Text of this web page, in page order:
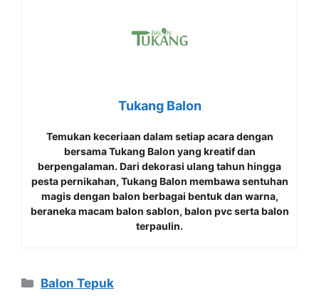
Tukang Balon
Temukan keceriaan dalam setiap acara dengan
bersamaTukang Balon yang kreatif dan
berpengalaman. Dari dekorasi ulang tahun hingga
pesta pernikahan, Tukang Balon membawa sentuhan
magis dengan balon berbagai bentuk dan warna,
beraneka macam balon sablon, balon pvc serta balon
terpaulin.
Kategori
Balon Tepuk